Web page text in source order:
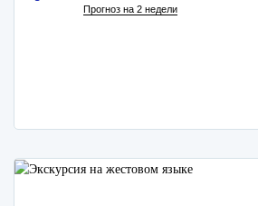
Прогноз на 2 недели